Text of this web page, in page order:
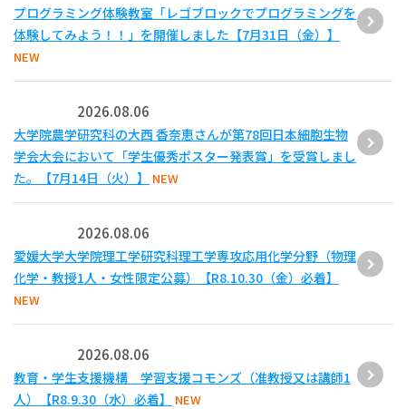
プログラミング体験教室「レゴブロックでプログラミングを
体験してみよう！！」を開催しました【7月31日（金）】
NEW
2026.08.06
大学院農学研究科の大西 香奈恵さんが第78回日本細胞生物
学会大会において「学生優秀ポスター発表賞」を受賞しまし
た。【7月14日（火）】
NEW
2026.08.06
愛媛大学大学院理工学研究科理工学専攻応用化学分野（物理
化学・教授1人・女性限定公募）【R8.10.30（金）必着】
NEW
2026.08.06
教育・学生支援機構 学習支援コモンズ（准教授又は講師1
人）【R8.9.30（水）必着】
NEW